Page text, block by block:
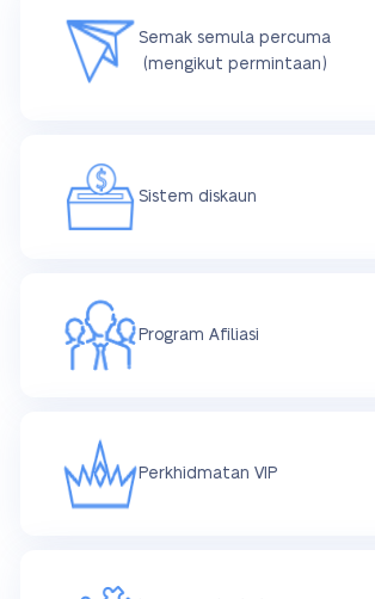
Semak semula percuma
(mengikut permintaan)
Sistem diskaun
Program Afiliasi
Perkhidmatan VIP